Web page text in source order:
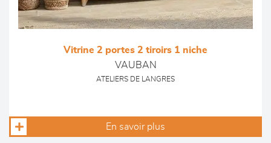
Vitrine 2 portes 2 tiroirs 1 niche
VAUBAN
ATELIERS DE LANGRES
En savoir plus